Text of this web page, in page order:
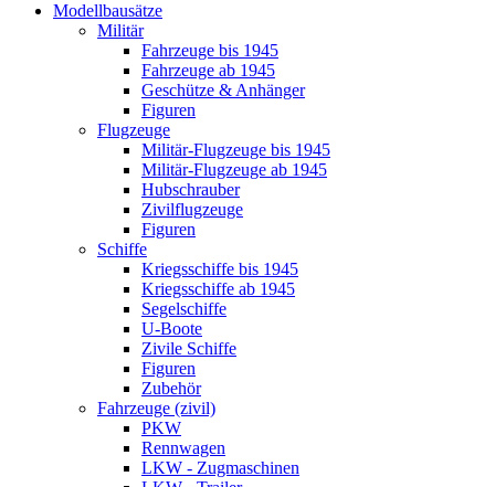
Modellbausätze
Militär
Fahrzeuge bis 1945
Fahrzeuge ab 1945
Geschütze & Anhänger
Figuren
Flugzeuge
Militär-Flugzeuge bis 1945
Militär-Flugzeuge ab 1945
Hubschrauber
Zivilflugzeuge
Figuren
Schiffe
Kriegsschiffe bis 1945
Kriegsschiffe ab 1945
Segelschiffe
U-Boote
Zivile Schiffe
Figuren
Zubehör
Fahrzeuge (zivil)
PKW
Rennwagen
LKW - Zugmaschinen